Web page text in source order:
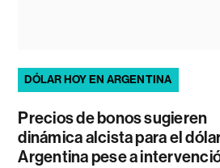
DÓLAR HOY EN ARGENTINA
Precios de bonos sugieren
dinámica alcista para el
Argentina pese a